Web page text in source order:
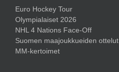
Euro Hockey Tour
Olympialaiset 2026
NHL 4 Nations Face-Off
Suomen maajoukkueiden ottelut
MM-kertoimet